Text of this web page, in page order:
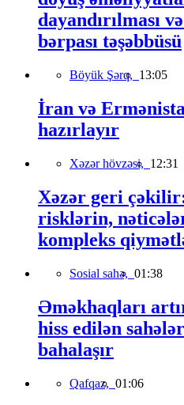
dayandırılması
bərpası təşəbbüsü
Böyük Şərq, 13:05
İran və
hazırlayır
Xəzər hövzəsi, 12:31
Xəzər geri
risklərin,
kompleks
Sosial sahə, 01:38
Əməkhaqları
hiss edilən
bahalaşır
Qafqaz, 01:06